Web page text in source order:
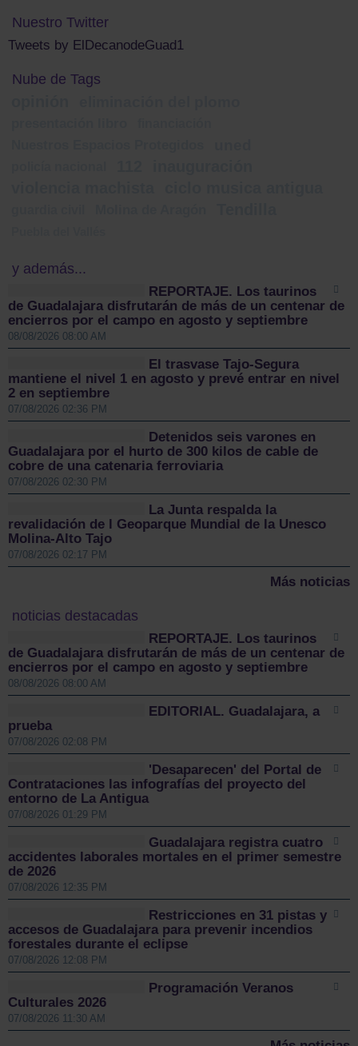
Nuestro Twitter
Tweets by ElDecanodeGuad1
Nube de Tags
y además...
REPORTAJE. Los taurinos
de Guadalajara disfrutarán de más de un centenar de
encierros por el campo en agosto y septiembre
08/08/2026 08:00 AM
El trasvase Tajo-Segura
mantiene el nivel 1 en agosto y prevé entrar en nivel
2 en septiembre
07/08/2026 02:36 PM
Detenidos seis varones en
Guadalajara por el hurto de 300 kilos de cable de
cobre de una catenaria ferroviaria
07/08/2026 02:30 PM
La Junta respalda la
revalidación de l Geoparque Mundial de la Unesco
Molina-Alto Tajo
07/08/2026 02:17 PM
Más noticias
noticias destacadas
REPORTAJE. Los taurinos
de Guadalajara disfrutarán de más de un centenar de
encierros por el campo en agosto y septiembre
08/08/2026 08:00 AM
EDITORIAL. Guadalajara, a
prueba
07/08/2026 02:08 PM
'Desaparecen' del Portal de
Contrataciones las infografías del proyecto del
entorno de La Antigua
07/08/2026 01:29 PM
Guadalajara registra cuatro
accidentes laborales mortales en el primer semestre
de 2026
07/08/2026 12:35 PM
Restricciones en 31 pistas y
accesos de Guadalajara para prevenir incendios
forestales durante el eclipse
07/08/2026 12:08 PM
Programación Veranos
Culturales 2026
07/08/2026 11:30 AM